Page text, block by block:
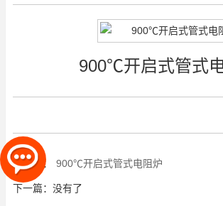
900℃开启式管式
上一篇： 900℃开启式管式电阻炉
下一篇：没有了